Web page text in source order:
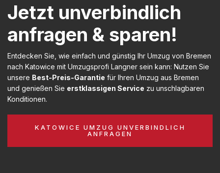
Jetzt unverbindlich
anfragen & sparen!
Entdecken Sie, wie einfach und günstig Ihr Umzug von Bremen
nach Katowice mit Umzugsprofi Langner sein kann: Nutzen Sie
unsere Best-Preis-Garantie für Ihren Umzug aus Bremen
und genießen Sie erstklassigen Service zu unschlagbaren
Konditionen.
KATOWICE UMZUG UNVERBINDLICH
ANFRAGEN